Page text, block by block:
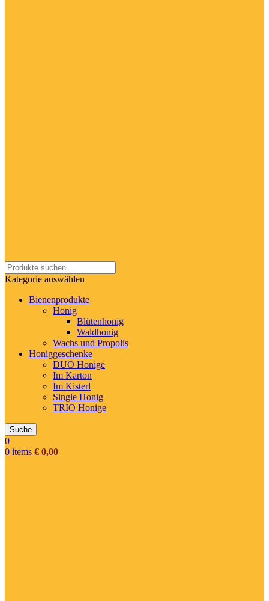
Kategorie auswählen
Bienenprodukte
Honig
Blütenhonig
Waldhonig
Wachs und Propolis
Honiggeschenke
DUO Honige
Im Karton
Im Kisterl
Single Honig
TRIO Honige
Suche
0
0 items € 0,00